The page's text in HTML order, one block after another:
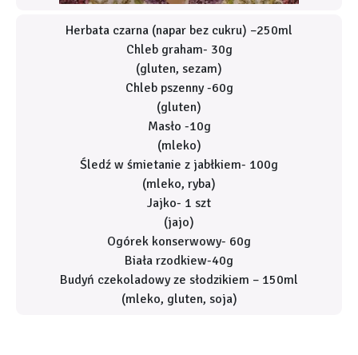
Herbata czarna (napar bez cukru) –250ml
Chleb graham- 30g
(gluten, sezam)
Chleb pszenny -60g
(gluten)
Masło -10g
(mleko)
Śledź w śmietanie z jabłkiem- 100g
(mleko, ryba)
Jajko- 1 szt
(jajo)
Ogórek konserwowy- 60g
Biała rzodkiew-40g
Budyń czekoladowy ze słodzikiem – 150ml
(mleko, gluten, soja)